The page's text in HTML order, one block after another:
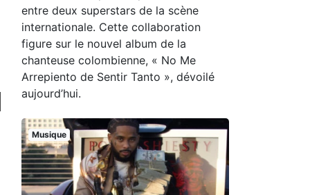
entre deux superstars de la scène
internationale. Cette collaboration
figure sur le nouvel album de la
chanteuse colombienne, « No Me
Arrepiento de Sentir Tanto », dévoilé
aujourd’hui.
Musique